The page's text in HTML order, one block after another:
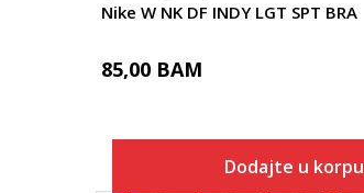
Nike W NK DF INDY LGT SPT BRA
85,00 BAM
Dodajte u korpu